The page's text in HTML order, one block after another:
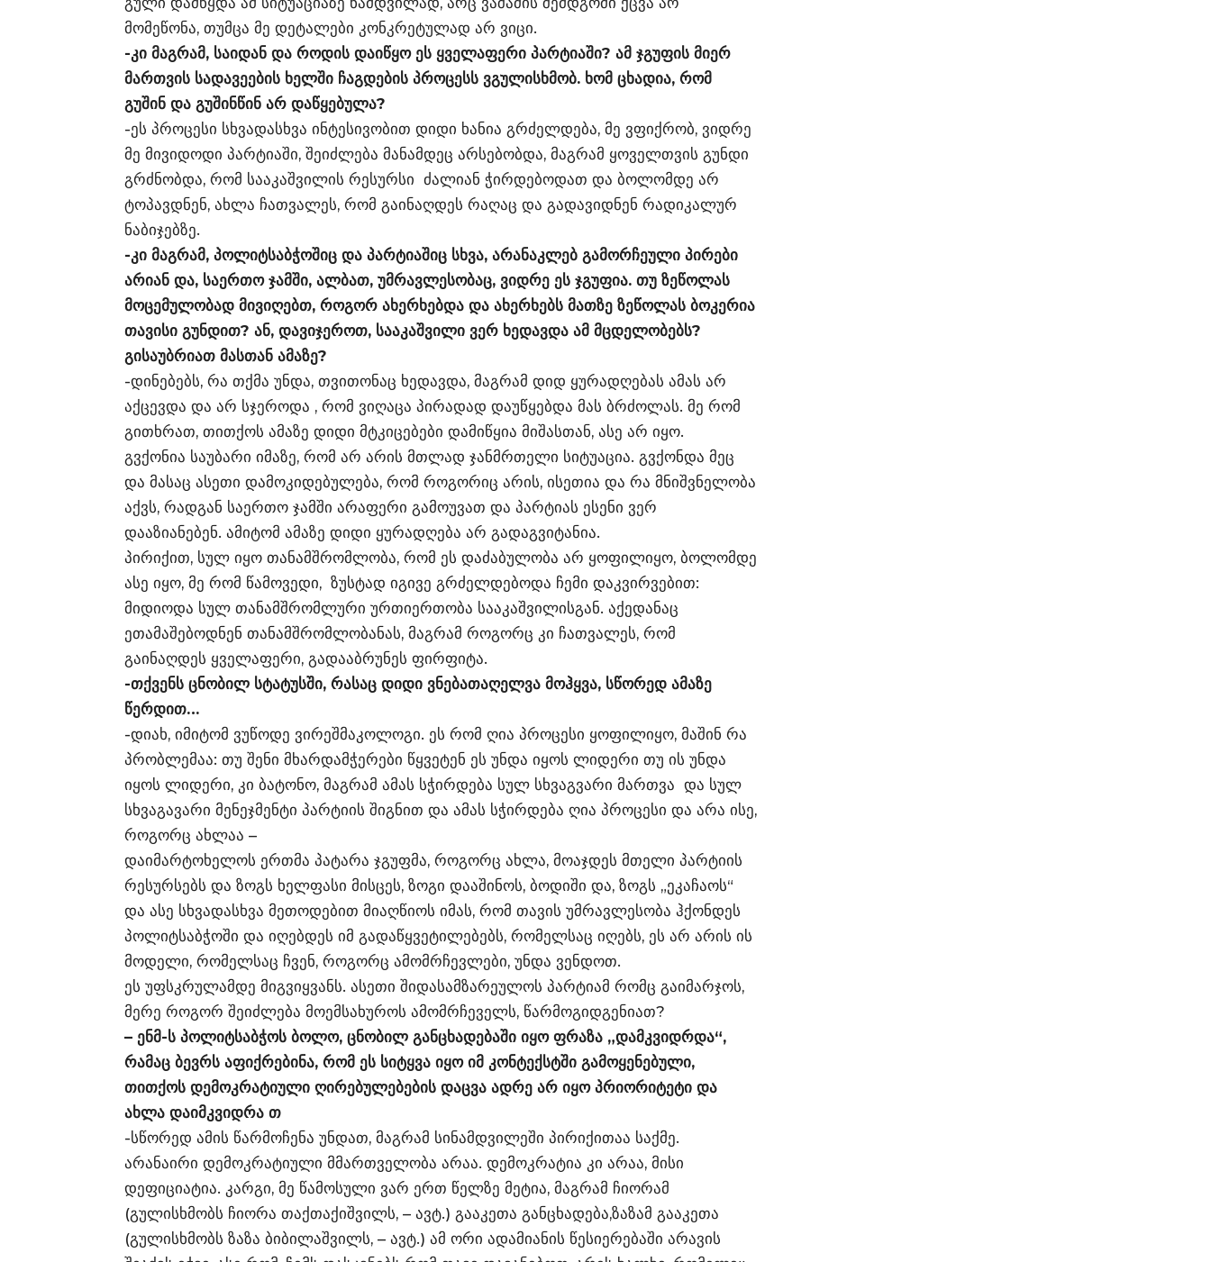
მომეწონა, თუმცა მე დეტალები კონკრეტულად არ ვიცი.
-კი მაგრამ, საიდან და როდის დაიწყო ეს ყველაფერი პარტიაში? ამ ჯგუფის მიერ
მართვის სადავეების ხელში ჩაგდების პროცესს ვგულისხმობ. ხომ ცხადია, რომ
გუშინ და გუშინწინ არ დაწყებულა?
-ეს პროცესი სხვადასხვა ინტესივობით დიდი ხანია გრძელდება, მე ვფიქრობ, ვიდრე
მე მივიდოდი პარტიაში, შეიძლება მანამდეც არსებობდა, მაგრამ ყოველთვის გუნდი
გრძნობდა, რომ სააკაშვილის რესურსი ძალიან ჭირდებოდათ და ბოლომდე არ
ტოპავდნენ, ახლა ჩათვალეს, რომ გაინაღდეს რაღაც და გადავიდნენ რადიკალურ
ნაბიჯებზე.
-კი მაგრამ, პოლიტსაბჭოშიც და პარტიაშიც სხვა, არანაკლებ გამორჩეული პირები
არიან და, საერთო ჯამში, ალბათ, უმრავლესობაც, ვიდრე ეს ჯგუფია. თუ ზეწოლას
მოცემულობად მივიღებთ, როგორ ახერხებდა და ახერხებს მათზე ზეწოლას ბოკერია
თავისი გუნდით? ან, დავიჯეროთ, სააკაშვილი ვერ ხედავდა ამ მცდელობებს?
გისაუბრიათ მასთან ამაზე?
-დინებებს, რა თქმა უნდა, თვითონაც ხედავდა, მაგრამ დიდ ყურადღებას ამას არ
აქცევდა და არ სჯეროდა , რომ ვიღაცა პირადად დაუწყებდა მას ბრძოლას. მე რომ
გითხრათ, თითქოს ამაზე დიდი მტკიცებები დამიწყია მიშასთან, ასე არ იყო.
გვქონია საუბარი იმაზე, რომ არ არის მთლად ჯანმრთელი სიტუაცია. გვქონდა მეც
და მასაც ასეთი დამოკიდებულება, რომ როგორიც არის, ისეთია და რა მნიშვნელობა
აქვს, რადგან საერთო ჯამში არაფერი გამოუვათ და პარტიას ესენი ვერ
დააზიანებენ. ამიტომ ამაზე დიდი ყურადღება არ გადაგვიტანია.
პირიქით, სულ იყო თანამშრომლობა, რომ ეს დაძაბულობა არ ყოფილიყო, ბოლომდე
ასე იყო, მე რომ წამოვედი, ზუსტად იგივე გრძელდებოდა ჩემი დაკვირვებით:
მიდიოდა სულ თანამშრომლური ურთიერთობა სააკაშვილისგან. აქედანაც
ეთამაშებოდნენ თანამშრომლობანას, მაგრამ როგორც კი ჩათვალეს, რომ
გაინაღდეს ყველაფერი, გადააბრუნეს ფირფიტა.
-თქვენს ცნობილ სტატუსში, რასაც დიდი ვნებათაღელვა მოჰყვა, სწორედ ამაზე
წერდით…
-დიახ, იმიტომ ვუწოდე ვირეშმაკოლოგი. ეს რომ ღია პროცესი ყოფილიყო, მაშინ რა
პრობლემაა: თუ შენი მხარდამჭერები წყვეტენ ეს უნდა იყოს ლიდერი თუ ის უნდა
იყოს ლიდერი, კი ბატონო, მაგრამ ამას სჭირდება სულ სხვაგვარი მართვა და სულ
სხვაგავარი მენეჯმენტი პარტიის შიგნით და ამას სჭირდება ღია პროცესი და არა ისე,
როგორც ახლაა –
დაიმარტოხელოს ერთმა პატარა ჯგუფმა, როგორც ახლა, მოაჯდეს მთელი პარტიის
რესურსებს და ზოგს ხელფასი მისცეს, ზოგი დააშინოს, ბოდიში და, ზოგს „ეკაჩაოს“
და ასე სხვადასხვა მეთოდებით მიაღწიოს იმას, რომ თავის უმრავლესობა ჰქონდეს
პოლიტსაბჭოში და იღებდეს იმ გადაწყვეტილებებს, რომელსაც იღებს, ეს არ არის ის
მოდელი, რომელსაც ჩვენ, როგორც ამომრჩევლები, უნდა ვენდოთ.
ეს უფსკრულამდე მიგვიყვანს. ასეთი შიდასამზარეულოს პარტიამ რომც გაიმარჯოს,
მერე როგორ შეიძლება მოემსახუროს ამომრჩეველს, წარმოგიდგენიათ?
– ენმ-ს პოლიტსაბჭოს ბოლო, ცნობილ განცხადებაში იყო ფრაზა „დამკვიდრდა“,
რამაც ბევრს აფიქრებინა, რომ ეს სიტყვა იყო იმ კონტექსტში გამოყენებული,
თითქოს დემოკრატიული ღირებულებების დაცვა ადრე არ იყო პრიორიტეტი და
ახლა დაიმკვიდრა თ
-სწორედ ამის წარმოჩენა უნდათ, მაგრამ სინამდვილეში პირიქითაა საქმე.
არანაირი დემოკრატიული მმართველობა არაა. დემოკრატია კი არაა, მისი
დეფიციატია. კარგი, მე წამოსული ვარ ერთ წელზე მეტია, მაგრამ ჩიორამ
(გულისხმობს ჩიორა თაქთაქიშვილს, – ავტ.) გააკეთა განცხადება,ზაზამ გააკეთა
(გულისხმობს ზაზა ბიბილაშვილს, – ავტ.) ამ ორი ადამიანის წესიერებაში არავის